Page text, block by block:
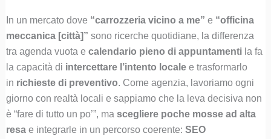
In un mercato dove “carrozzeria vicino a me” e “officina
meccanica [città]” sono ricerche quotidiane, la differenza
tra agenda vuota e calendario pieno di appuntamentila fa
la capacità di intercettare l’intento localee trasformarlo
in richieste di preventivo. Come agenzia, lavoriamo ogni
giorno con realtà locali e sappiamo che la leva decisiva non
è “fare di tutto un po’”, ma scegliere poche mosse ad alta
resae integrarle in un percorso coerente: SEO